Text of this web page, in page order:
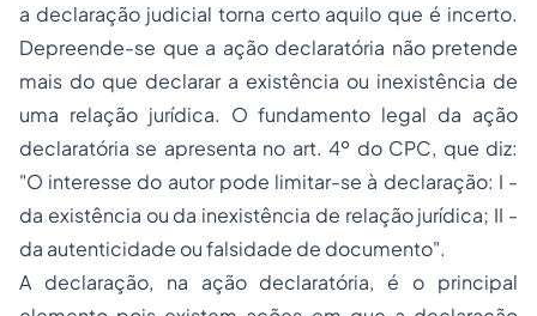
a declaração judicial torna certo aquilo que é incerto.
Depreende-se que a ação declaratória não pretende
mais do que declarar a existência ou inexistência de
uma relação jurídica. O fundamento legal da ação
declaratória se apresenta no art. 4º do CPC, que diz:
"O interesse do autor pode limitar-se à declaração: I -
da existência ou da inexistência de relação jurídica; II -
da autenticidade ou falsidade de documento".
A declaração, na ação declaratória, é o principal